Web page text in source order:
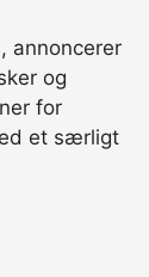
annoncerer
og
for
et særligt